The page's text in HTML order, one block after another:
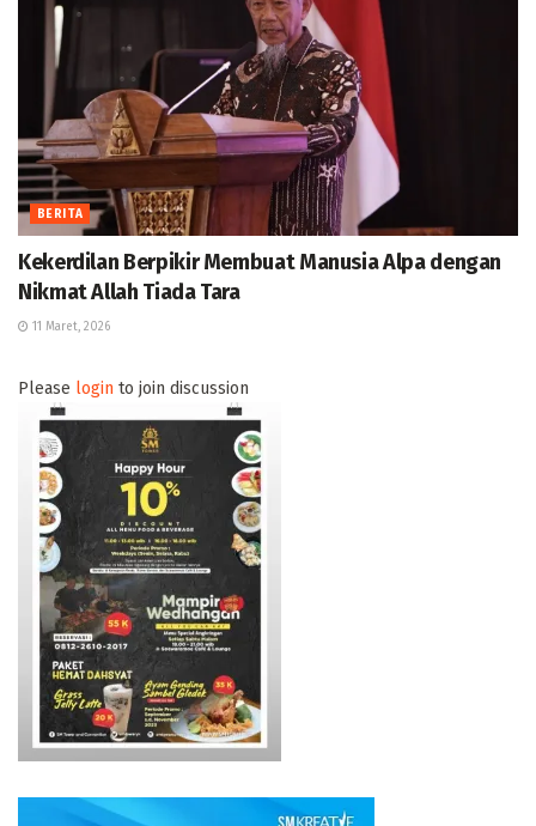
BERITA
Kekerdilan Berpikir Membuat Manusia Alpa dengan
Nikmat Allah Tiada Tara
11 Maret, 2026
Please login to join discussion